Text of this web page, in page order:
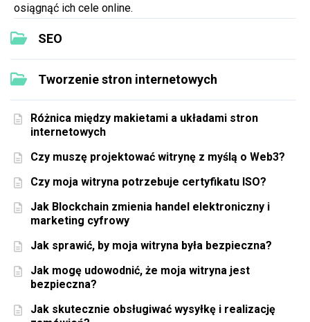
SEO
Tworzenie stron internetowych
Różnica między makietami a układami stron
internetowych
Czy muszę projektować witrynę z myślą o Web3?
Czy moja witryna potrzebuje certyfikatu ISO?
Jak Blockchain zmienia handel elektroniczny i
marketing cyfrowy
Jak sprawić, by moja witryna była bezpieczna?
Jak mogę udowodnić, że moja witryna jest
bezpieczna?
Jak skutecznie obsługiwać wysyłkę i realizację
osiągnąć ich cele online.